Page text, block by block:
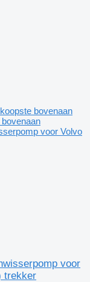
bovenaan
voor
trekker